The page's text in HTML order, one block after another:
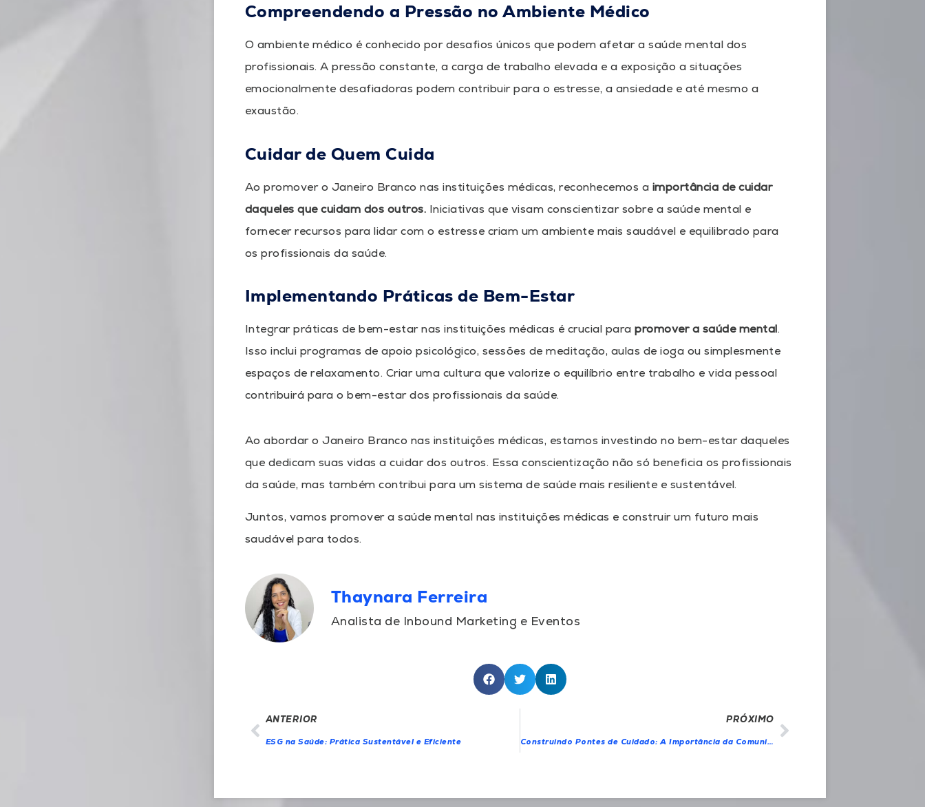
Compreendendo a Pressão no Ambiente Médico
O ambiente médico é conhecido por desafios únicos que podem afetar a saúde mental dos
profissionais. A pressão constante, a carga de trabalho elevada e a exposição a situações
emocionalmente desafiadoras podem contribuir para o estresse, a ansiedade e até mesmo a
exaustão.
Cuidar de Quem Cuida
Ao promover o Janeiro Branco nas instituições médicas, reconhecemos a importância de cuidar
daqueles que cuidam dos outros. Iniciativas que visam conscientizar sobre a saúde mental e
fornecer recursos para lidar com o estresse criam um ambiente mais saudável e equilibrado para
os profissionais da saúde.
Implementando Práticas de Bem-Estar
Integrar práticas de bem-estar nas instituições médicas é crucial parapromover a saúde mental.
Isso inclui programas de apoio psicológico, sessões de meditação, aulas de ioga ou simplesmente
espaços de relaxamento. Criar uma cultura que valorize o equilíbrio entre trabalho e vida pessoal
contribuirá para o bem-estar dos profissionais da saúde.
Ao abordar o Janeiro Branco nas instituições médicas, estamos investindo no bem-estar daqueles
que dedicam suas vidas a cuidar dos outros. Essa conscientização não só beneficia os profissionais
da saúde, mas também contribui para um sistema de saúde mais resiliente e sustentável.
Juntos, vamos promover a saúde mental nas instituições médicas e construir um futuro mais
saudável para todos.
Thaynara Ferreira
Analista de Inbound Marketing e Eventos
ANTERIOR
ESG na Saúde: Prática Sustentável e Eficiente
PRÓXIMO
Construindo Pontes de Cuidado: A Importância da Comunicação na Jornada do Paciente – Estratégias Essenciais para Profissionais de Saúde